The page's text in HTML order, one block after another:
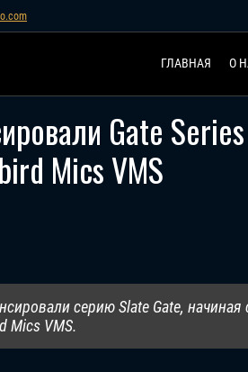
ГЛАВНАЯ О
Gate
Mics VMS
серию Slate Gate, начиная
Mics VMS.